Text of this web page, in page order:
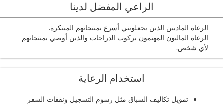
الراعي المفضل لدينا
الرعاة الماديين الذين يجعلونني أسرع بمنتجاتهم المبتكرة.
الرعاة الماليون المهتمون بركوب الدراجات والذين أوصي بمنتجاتهم
لأي شخص.
استخدام الرعاية
تمويل تكاليف السباق مثل رسوم التسجيل ونفقات السفر